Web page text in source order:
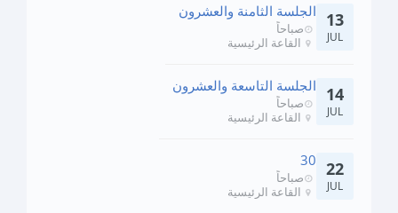
13
JUL
الجلسة الثامنة والعشرون
صباحاً
القاعة الرئيسية
14
JUL
الجلسة التاسعة والعشرون
صباحاً
القاعة الرئيسية
22
JUL
30
صباحاً
القاعة الرئيسية